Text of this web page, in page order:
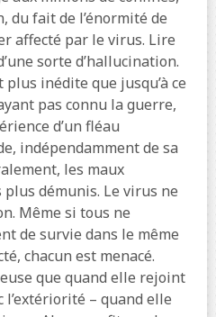
du fait de l’énormité de
affecté par le virus. Lire
sorte d’hallucination.
inédite que jusqu’à ce
pas connu la guerre,
d’un fléau
indépendamment de sa
les maux
démunis. Le virus ne
Même si tous ne
de survie dans le même
chacun est menacé.
que quand elle rejoint
– quand elle